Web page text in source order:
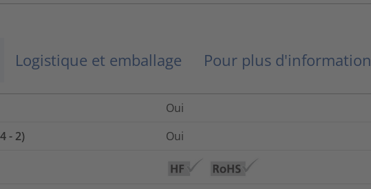
Logistique et emballage Pour plus d'information
Oui
- 2)
Oui